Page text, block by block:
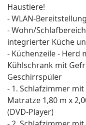
Haustiere!
- WLAN-
- Wohn/
integrierter Küche
- Küchenzeile - Herd
Kühlschrank mit
Geschirrspüler
- 1. Schlafzimmer
Matratze 1,80 m x
(DVD-Player)